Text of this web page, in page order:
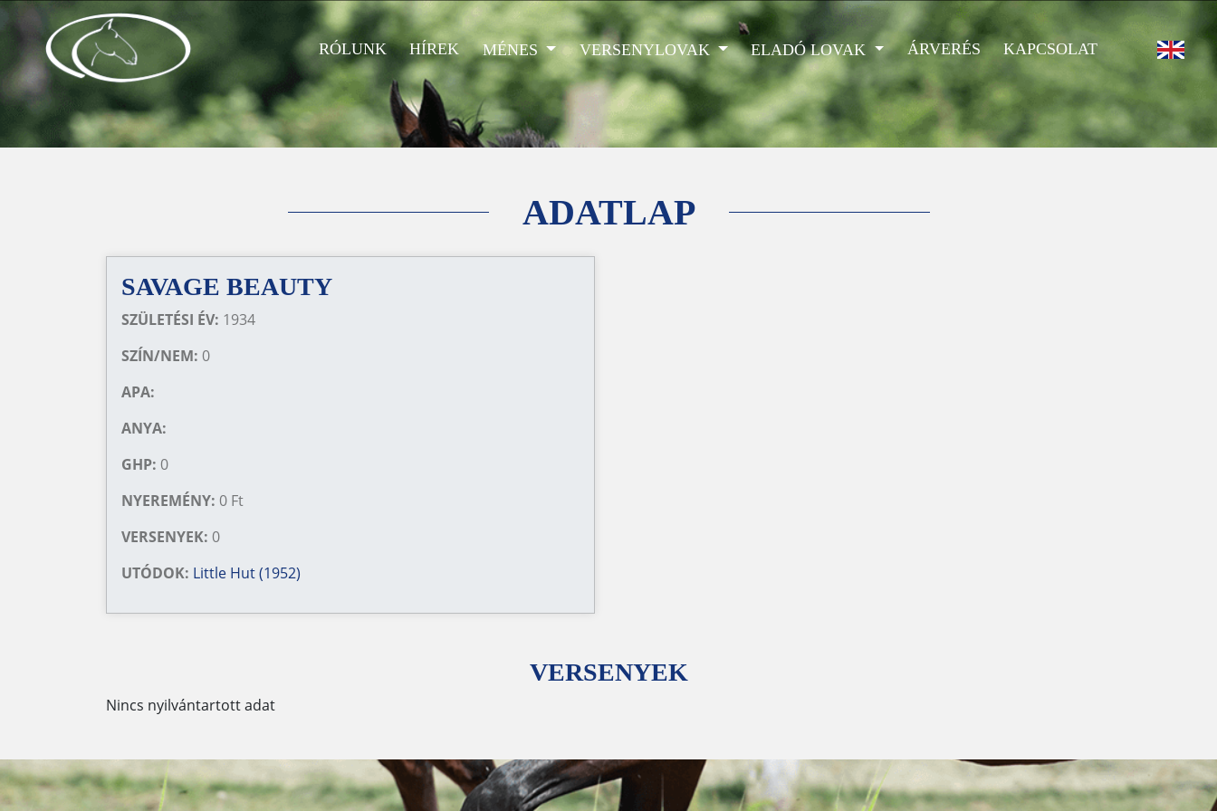
RÓLUNK HÍREK MÉNES VERSENYLOVAK ELADÓ LOVAK ÁRVERÉS KAPCSOLAT
ADATLAP
SAVAGE BEAUTY
SZÜLETÉSI ÉV: 1934
SZÍN/NEM: 0
APA:
ANYA:
GHP: 0
NYEREMÉNY: 0 Ft
VERSENYEK: 0
UTÓDOK: Little Hut (1952)
VERSENYEK
Nincs nyilvántartott adat